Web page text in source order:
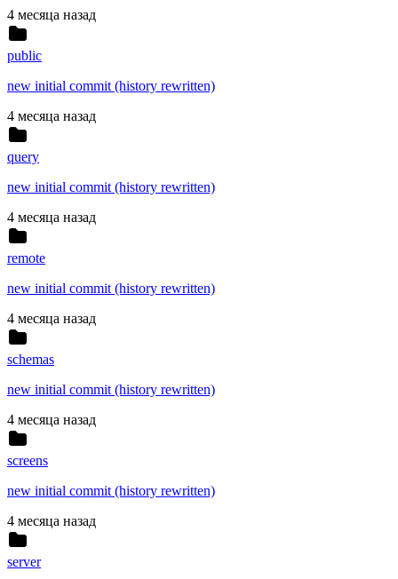
4 месяца назад
public
new initial commit (history rewritten)
4 месяца назад
query
new initial commit (history rewritten)
4 месяца назад
remote
new initial commit (history rewritten)
4 месяца назад
schemas
new initial commit (history rewritten)
4 месяца назад
screens
new initial commit (history rewritten)
4 месяца назад
server